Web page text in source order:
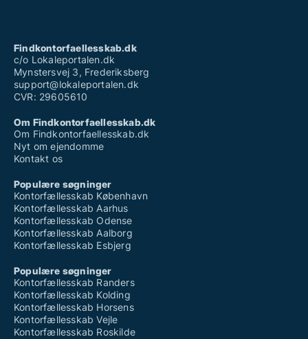
Findkontorfaellesskab.dk
c/o Lokaleportalen.dk
Mynstersvej 3, Frederiksberg
support@lokaleportalen.dk
CVR: 29605610
Om Findkontorfaellesskab.dk
Om Findkontorfaellesskab.dk
Nyt om ejendomme
Kontakt os
Populære søgninger
Kontorfællesskab København
Kontorfællesskab Aarhus
Kontorfællesskab Odense
Kontorfællesskab Aalborg
Kontorfællesskab Esbjerg
Populære søgninger
Kontorfællesskab Randers
Kontorfællesskab Kolding
Kontorfællesskab Horsens
Kontorfællesskab Vejle
Kontorfællesskab Roskilde